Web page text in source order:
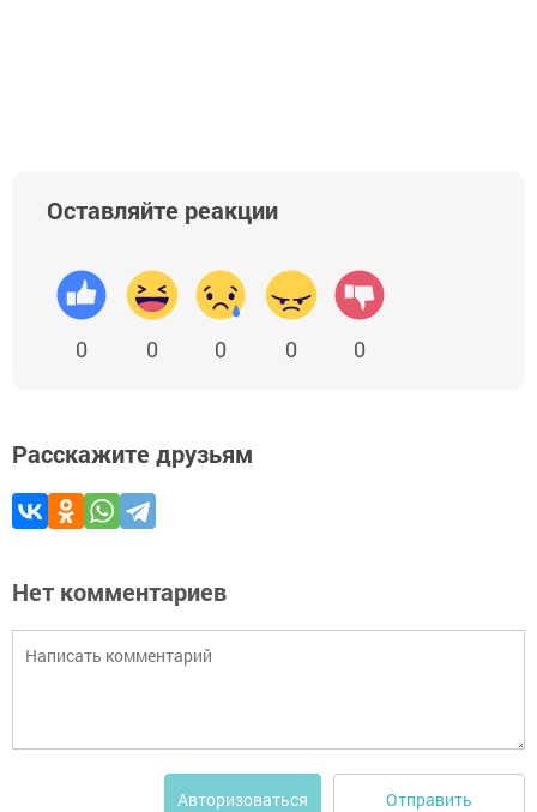
Оставляйте реакции
0 0 0 0 0
Расскажите друзьям
Нет комментариев
Авторизоваться Отправить